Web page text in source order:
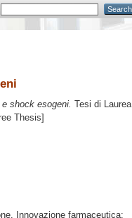
shock esogeni. Tesi di Laurea
Thesis]
Innovazione farmaceutica: